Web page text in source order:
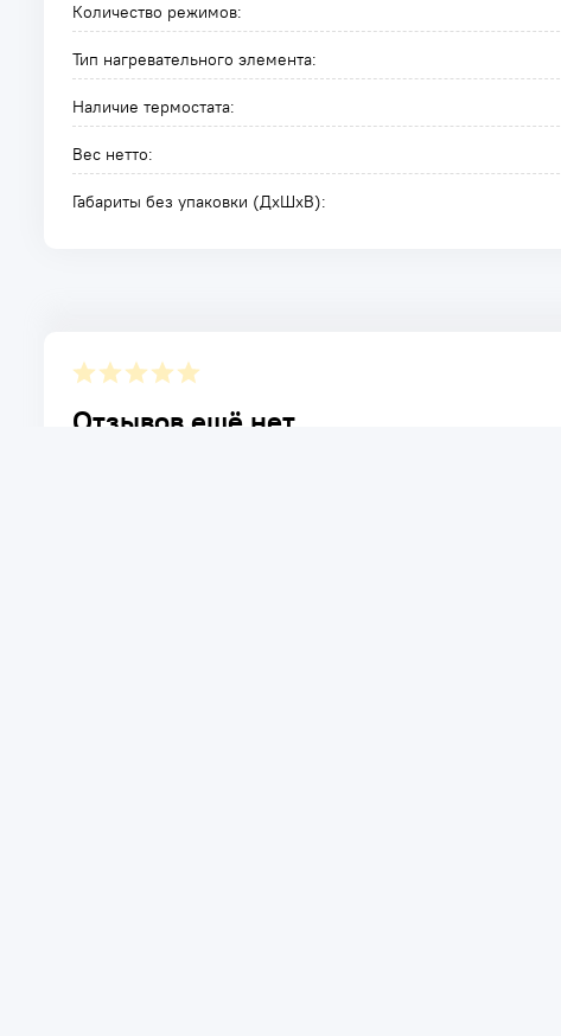
Количество режимов:
Тип нагревательного элемента:
Наличие термостата:
Вес нетто:
Габариты без упаковки (ДxШxВ):
Отзывов ещё нет.